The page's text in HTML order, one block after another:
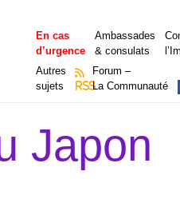
En cas
d’urgence
Ambassades
& consulats
Autres
sujets
RSS
Forum –
La Communauté
Japon